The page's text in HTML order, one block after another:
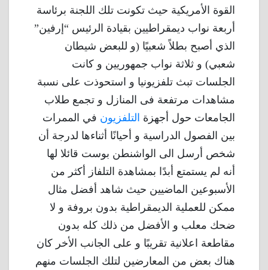
القوة الأمريكية حيث تكونت تلك اللجنة برئاسة
أربعة نواب ديمقراطيين بقيادة الرئيس “إرفين”
الذي أصبح بطلاً شعبيًا (و للبعض شيطان
شعبي) و ثلاثة نواب جمهوريين و كانت
الجلسات تبث تلفزيونيا و استحوذت على نسبة
مشاهدات مرتفعة فى المنازل و تجمع طلاب
الجامعات حول أجهزة التلفزيون في الممرات
بين الفصول الدراسية و أحيانًا أثناءها لدرجة أن
شخص أرسل الى الواشنطن بوست قائلا لها
أنه لم يستمتع أبدًا بمشاهدة التلفاز أكثر من
الأسبوعين الماضيين حيث شاهد أفضل مثال
ممكن للعملية الديمقراطية بدون بروفة و لا
ضحك معلب و الأفضل من ذلك كله بدون
مقاطعة اعلانية تقريبًا و على الجانب الأخر كان
هناك بعض من المعارضين لتلك الجلسات منهم